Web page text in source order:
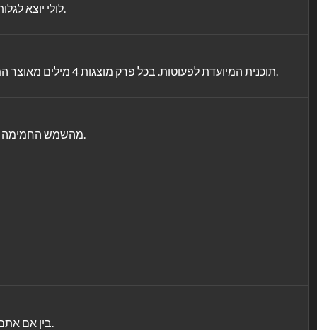
לולי יוצא לגלות את נפלאות היום יום יחד עם בני משפחתו וחבריו בסדרת אנימציה חדשה המבוססת על סיפוריה של סופרת הילדים האהובה מיריק שניר.
תוכנית המיועדת לפעוטות. בכל פרק מוצגות 4 מילים מאוצר המילים הראשוני לפעוטות לצלילי מוסיקה קלאסית. כל מילה נהגית בשמה ומוצגת בכמה אופנים באנימציית צללית (שחור על גבי לבן) חיננית.
מהשמש החמימה שמאירה את הימים שלנו ועד השמיים המנצנצים זרועי הכוכבים. בואו לחקור את הרגעים המנוגדים שהופכים את העולם שלנו למלא פלאים.
בין אם אתם מציירים תמונות צבעוניות, מקפלים אוריגמי או צוללים לסיפורים שובי לב. תנו לקסם הנייר לפתוח אפשרויות בלתי מוגבלות לאמנות ודמיון.